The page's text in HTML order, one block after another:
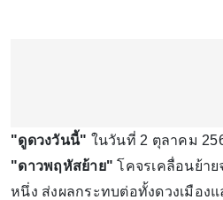
"ดูดวงวันนี้" ในวันที่ 2 ตุลาคม
"ดาวพฤหัสย้าย" โคจรเคลื่อนย้า
หนึ่ง ส่งผลกระทบต่อทั้งดวงเมือง